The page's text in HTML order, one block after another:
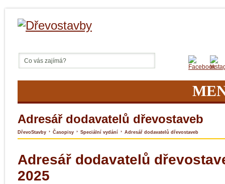
Adresář dodavatelů dřevostaveb
DřevoStavby › Časopisy › Speciální vydání › Adresář dodavatelů dřevostaveb
Adresář dodavatelů
2025